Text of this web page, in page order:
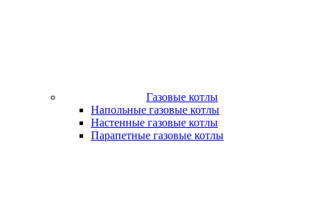
Газовые котлы
Напольные газовые котлы
Настенные газовые котлы
Парапетные газовые котлы